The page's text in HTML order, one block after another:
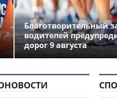
Благотворительный
водителей
дорог 9 августа